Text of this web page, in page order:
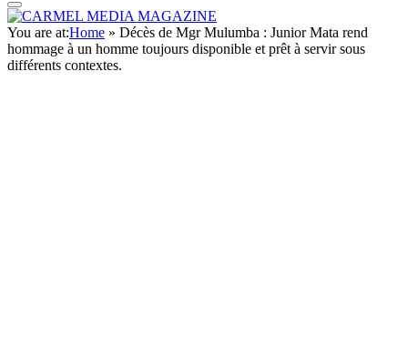
You are at:Home » Décès de Mgr Mulumba : Junior Mata rend
hommage à un homme toujours disponible et prêt à servir sous
différents contextes.